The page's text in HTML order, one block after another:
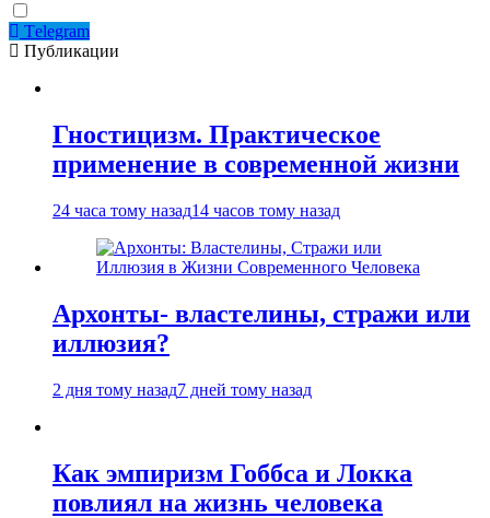
Тelegram
Публикации
Гностицизм. Практическое
применение в современной жизни
24 часа тому назад14 часов тому назад
Архонты- властелины, стражи или
иллюзия?
2 дня тому назад7 дней тому назад
Как эмпиризм Гоббса и Локка
повлиял на жизнь человека